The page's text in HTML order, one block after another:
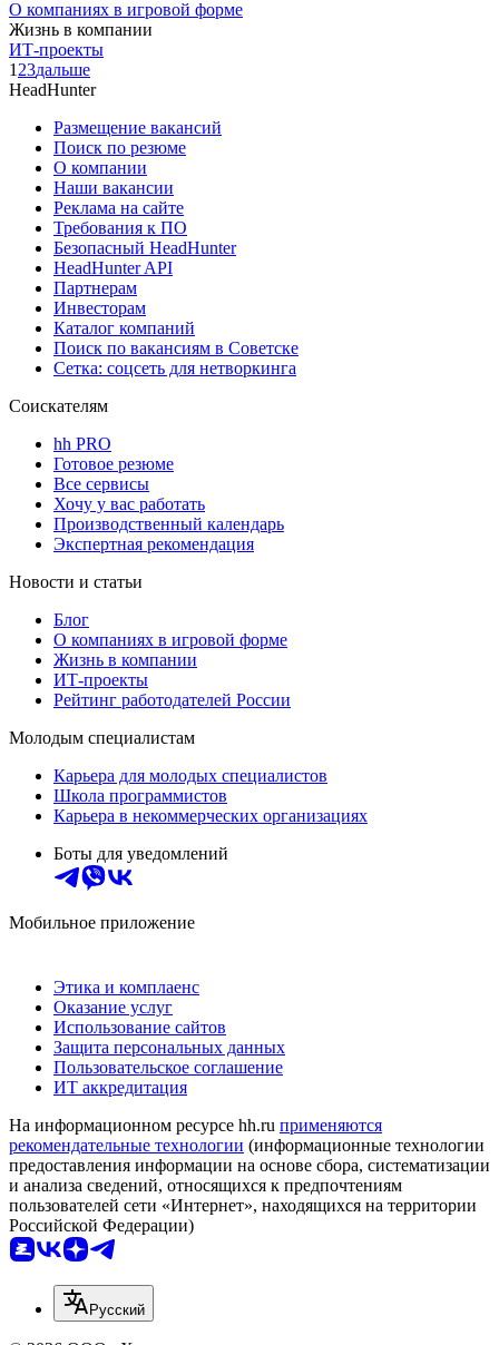
О компаниях в игровой форме
Жизнь в компании
ИТ-проекты
1 23дальше
HeadHunter
Размещение вакансий
Поиск по резюме
О компании
Наши вакансии
Реклама на сайте
Требования к ПО
Безопасный HeadHunter
HeadHunter API
Партнерам
Инвесторам
Каталог компаний
Поиск по вакансиям в Советске
Сетка: соцсеть для нетворкинга
Соискателям
hh PRO
Готовое резюме
Все сервисы
Хочу у вас работать
Производственный календарь
Экспертная рекомендация
Новости и статьи
Блог
О компаниях в игровой форме
Жизнь в компании
ИТ-проекты
Рейтинг работодателей России
Молодым специалистам
Карьера для молодых специалистов
Школа программистов
Карьера в некоммерческих организациях
Боты для уведомлений
Мобильное приложение
Этика и комплаенс
Оказание услуг
Использование сайтов
Защита персональных данных
Пользовательское соглашение
ИТ аккредитация
На информационном ресурсе hh.ru применяются
рекомендательные технологии (информационные технологии
предоставления информации на основе сбора, систематизации
и анализа сведений, относящихся к предпочтениям
пользователей сети «Интернет», находящихся на территории
Российской Федерации)
Русский